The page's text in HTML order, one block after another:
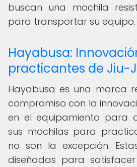
buscan una mochila
para transportar su equipo.
Hayabusa:
practicantes de Jiu-
Hayabusa es una marca
compromiso con la
en el equipamiento para
sus mochilas para
no son la excepción.
diseñadas para